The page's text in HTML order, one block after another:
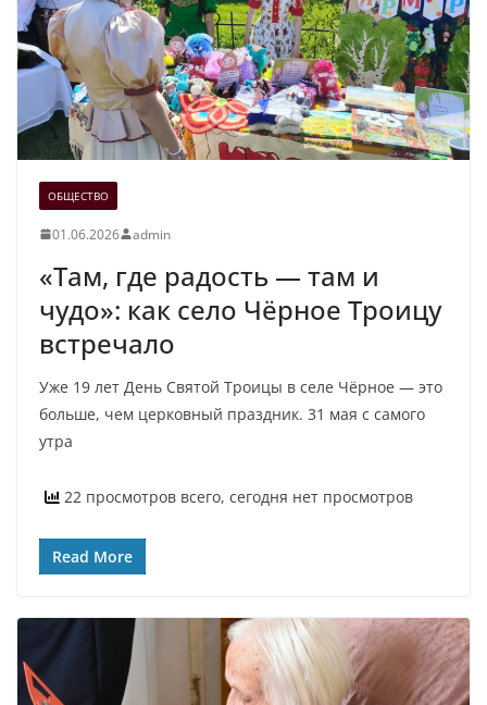
ОБЩЕСТВО
01.06.2026 admin
«Там, где радость — там и
чудо»: как село Чёрное Троицу
встречало
Уже 19 лет День Святой Троицы в селе Чёрное — это
больше, чем церковный праздник. 31 мая с самого
утра
22 просмотров всего, сегодня нет просмотров
Read More